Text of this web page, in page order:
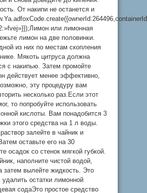
От накипи не останется и
или лимонная
лимон на две половинки.
из них по местам скопления
Мякоть цитруса должна
с накипью. Затем промойте
действует менее эффективно,
эту процедуру вам
несколько раз.Если этот
то попробуйте использовать
кислоты. Вам понадобится 3
этого средства на 1 л воды.
залейте в чайник и
оставьте его на 30
осадок со стенок мягкой губкой.
наполните чистой водой,
затем вылейте жидкость. Это
остатки лимонной
содаЭто простое средство